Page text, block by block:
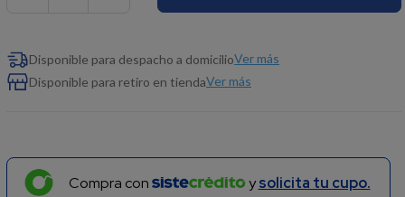
Disponible para despacho a domicilioVer más
Disponible para retiro en tiendaVer más
Compra con ysolicita tu cupo.